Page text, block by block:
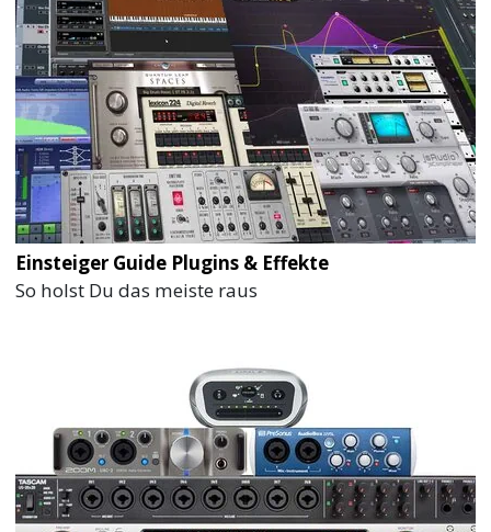
Einsteiger Guide Plugins & Effekte
So holst Du das meiste raus